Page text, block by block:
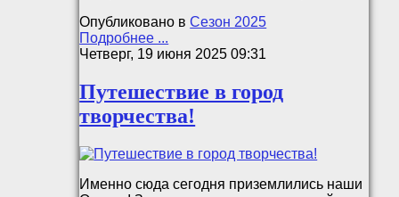
Опубликовано в Сезон 2025
Подробнее ...
Четверг, 19 июня 2025 09:31
Путешествие в город
творчества!
Именно сюда сегодня приземлились наши